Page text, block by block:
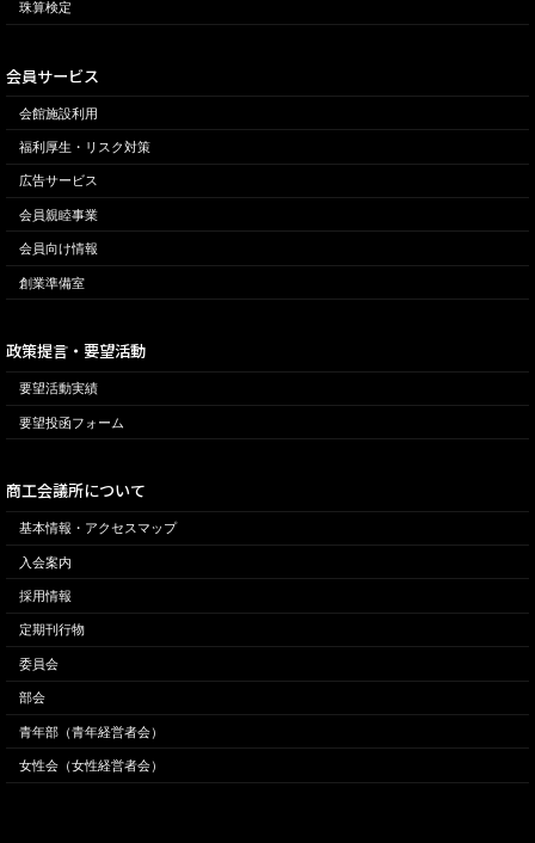
珠算検定
会員サービス
会館施設利用
福利厚生・リスク対策
広告サービス
会員親睦事業
会員向け情報
創業準備室
政策提言・要望活動
要望活動実績
要望投函フォーム
商工会議所について
基本情報・アクセスマップ
入会案内
採用情報
定期刊行物
委員会
部会
青年部（青年経営者会）
女性会（女性経営者会）